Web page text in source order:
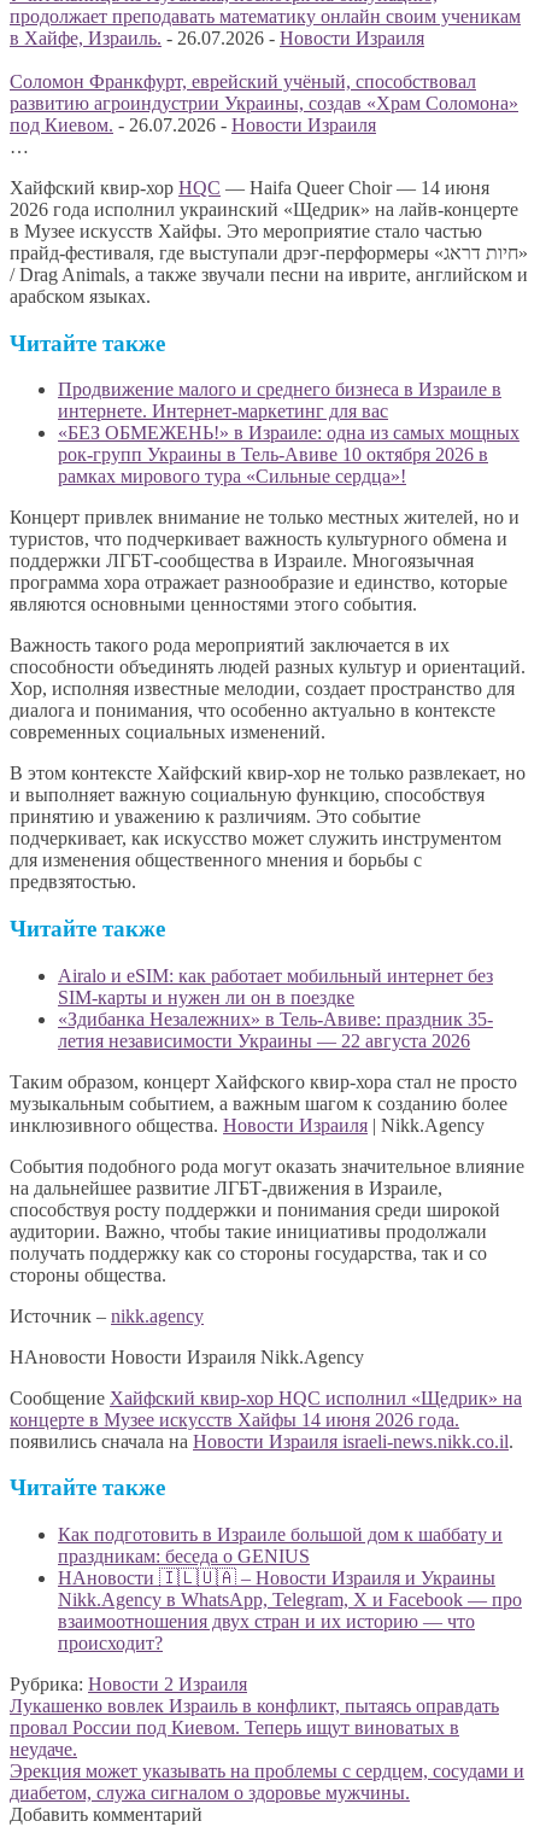
продолжает преподавать математику онлайн своим ученикам
в Хайфе, Израиль. - 26.07.2026 - Новости Израиля
Соломон Франкфурт, еврейский учёный, способствовал
развитию агроиндустрии Украины, создав «Храм Соломона»
под Киевом. - 26.07.2026 - Новости Израиля
…
Хайфский квир-хор HQC — Haifa Queer Choir — 14 июня
2026 года исполнил украинский «Щедрик» на лайв-концерте
в Музее искусств Хайфы. Это мероприятие стало частью
прайд-фестиваля, где выступали дрэг-перформеры «חיות דראג»
/ Drag Animals, а также звучали песни на иврите, английском и
арабском языках.
Читайте также
Продвижение малого и среднего бизнеса в Израиле в
интернете. Интернет-маркетинг для вас
«БЕЗ ОБМЕЖЕНЬ!» в Израиле: одна из самых мощных
рок-групп Украины в Тель-Авиве 10 октября 2026 в
рамках мирового тура «Сильные сердца»!
Концерт привлек внимание не только местных жителей, но и
туристов, что подчеркивает важность культурного обмена и
поддержки ЛГБТ-сообщества в Израиле. Многоязычная
программа хора отражает разнообразие и единство, которые
являются основными ценностями этого события.
Важность такого рода мероприятий заключается в их
способности объединять людей разных культур и ориентаций.
Хор, исполняя известные мелодии, создает пространство для
диалога и понимания, что особенно актуально в контексте
современных социальных изменений.
В этом контексте Хайфский квир-хор не только развлекает, но
и выполняет важную социальную функцию, способствуя
принятию и уважению к различиям. Это событие
подчеркивает, как искусство может служить инструментом
для изменения общественного мнения и борьбы с
предвзятостью.
Читайте также
Airalo и eSIM: как работает мобильный интернет без
SIM-карты и нужен ли он в поездке
«Здибанка Незалежних» в Тель-Авиве: праздник 35-
летия независимости Украины — 22 августа 2026
Таким образом, концерт Хайфского квир-хора стал не просто
музыкальным событием, а важным шагом к созданию более
инклюзивного общества. Новости Израиля | Nikk.Agency
События подобного рода могут оказать значительное влияние
на дальнейшее развитие ЛГБТ-движения в Израиле,
способствуя росту поддержки и понимания среди широкой
аудитории. Важно, чтобы такие инициативы продолжали
получать поддержку как со стороны государства, так и со
стороны общества.
Источник – nikk.agency
НАновости Новости Израиля Nikk.Agency
Сообщение Хайфский квир-хор HQC исполнил «Щедрик» на
концерте в Музее искусств Хайфы 14 июня 2026 года.
появились сначала на Новости Израиля israeli-news.nikk.co.il.
Читайте также
Как подготовить в Израиле большой дом к шаббату и
праздникам: беседа о GENIUS
НАновости 🇮🇱🇺🇦 – Новости Израиля и Украины
Nikk.Agency в WhatsApp, Telegram, X и Facebook — про
взаимоотношения двух стран и их историю — что
происходит?
Рубрика: Новости 2 Израиля
Навигация
по
записям
Предыдущая
запись:
Лукашенко вовлек Израиль в конфликт, пытаясь оправдать
провал России под Киевом. Теперь ищут виноватых в
неудаче.
Следующая
запись:
Эрекция может указывать на проблемы с сердцем, сосудами и
диабетом, служа сигналом о здоровье мужчины.
Добавить комментарий